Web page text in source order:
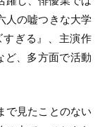
人の嘘つきな大学
ぎる』、主演作
ど、多方面で活動
見たことのない